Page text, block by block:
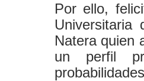
Por ello,
Natera quien
un perfil